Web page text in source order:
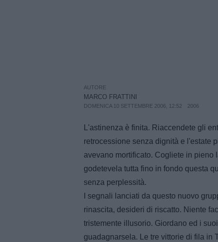
AUTORE
MARCO FRATTINI
DOMENICA 10 SETTEMBRE 2006, 12:52 2006
L'astinenza è finita. Riaccendete gli
retrocessione senza dignità e l'estate
avevano mortificato. Cogliete in pieno
godetevela tutta fino in fondo questa
senza perplessità.
I segnali lanciati da questo nuovo
rinascita, desideri di riscatto. Niente
tristemente illusorio. Giordano ed i
guadagnarsela. Le tre vittorie di fila in